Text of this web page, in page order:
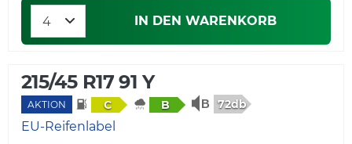
IN DEN WARENKORB
215/45 R17 91 Y
AKTION C B 72db
EU-Reifenlabel